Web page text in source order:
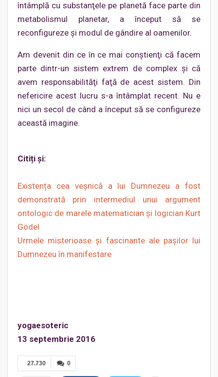
întâmplă cu substanţele pe planetă face parte din
metabolismul planetar, a început să se
reconfigureze şi modul de gândire al oamenilor.
Am devenit din ce în ce mai conştienţi că facem
parte dintr-un sistem extrem de complex şi că
avem responsabilităţi faţă de acest sistem. Din
nefericire acest lucru s-a întâmplat recent. Nu e
nici un secol de când a început să se configureze
această imagine.
Citiți și:
Existența cea veșnică a lui Dumnezeu a fost
demonstrată prin intermediul unui argument
ontologic de marele matematician și logician Kurt
Gödel
Urmele misterioase şi fascinante ale paşilor lui
Dumnezeu în manifestare
yogaesoteric
13 septembrie 2016
0
27.730